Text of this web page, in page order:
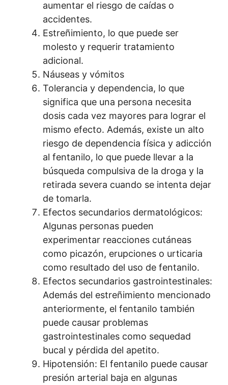
aumentar el riesgo de caídas o
accidentes.
Estreñimiento, lo que puede ser
molesto y requerir tratamiento
adicional.
Náuseas y vómitos
Tolerancia y dependencia, lo que
significa que una persona necesita
dosis cada vez mayores para lograr el
mismo efecto. Además, existe un alto
riesgo de dependencia física y adicción
al fentanilo, lo que puede llevar a la
búsqueda compulsiva de la droga y la
retirada severa cuando se intenta dejar
de tomarla.
Efectos secundarios dermatológicos:
Algunas personas pueden
experimentar reacciones cutáneas
como picazón, erupciones o urticaria
como resultado del uso de fentanilo.
Efectos secundarios gastrointestinales:
Además del estreñimiento mencionado
anteriormente, el fentanilo también
puede causar problemas
gastrointestinales como sequedad
bucal y pérdida del apetito.
Hipotensión: El fentanilo puede causar
presión arterial baja en algunas